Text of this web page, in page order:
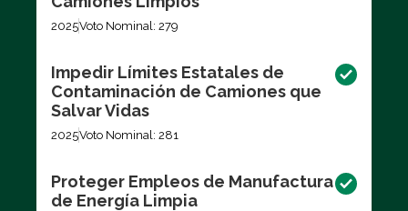
2025Voto Nominal: 279
Impedir Límites Estatales de
Contaminación de Camiones que
Salvar Vidas
2025Voto Nominal: 281
Proteger Empleos de Manufactura
de Energía Limpia